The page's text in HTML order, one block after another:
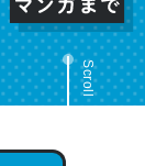
Scroll